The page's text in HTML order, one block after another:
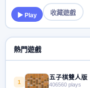
▶ Play 收藏遊戲
熱門遊戲
1
五子棋雙人版
406560 plays